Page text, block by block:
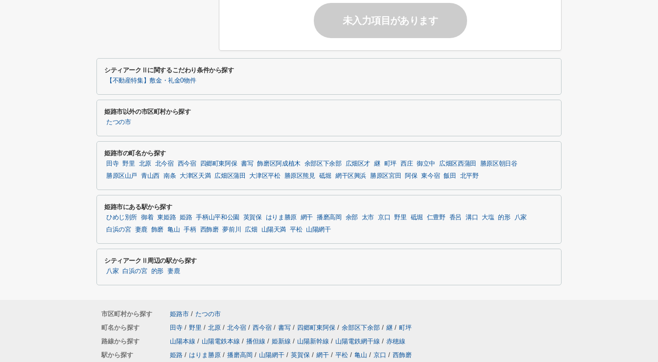
未入力項目があります
シティアークⅡに関するこだわり条件から探す
【不動産特集】敷金・礼金0物件
姫路市以外の市区町村から探す
たつの市
姫路市の町名から探す
田寺 野里 北原 北今宿 西今宿 四郷町東阿保 書写 飾磨区阿成植木 余部区下余部 広畑区才 継 町坪 西庄 御立中 広畑区西蒲田
勝原区朝日谷
勝原区山戸
青山西 南条 大津区天満 広畑区蒲田 大津区平松 勝原区熊見 砥堀 網干区興浜 勝原区宮田 阿保 東今宿 飯田 北平野
姫路市にある駅から探す
ひめじ別所 御着 東姫路 姫路 手柄山平和公園 英賀保 はりま勝原 網干 播磨高岡 余部 太市 京口 野里 砥堀 仁豊野 香呂 溝口 大塩 的形
八家
白浜の宮
妻鹿 飾磨 亀山 手柄 西飾磨 夢前川 広畑 山陽天満 平松 山陽網干
シティアークⅡ周辺の駅から探す
八家 白浜の宮 的形 妻鹿
市区町村から探す 姫路市 / たつの市
町名から探す
田寺 / 野里 / 北原 / 北今宿 / 西今宿 / 書写 / 四郷町東阿保 / 余部区下余部 / 継 / 町坪
路線から探す
山陽本線 / 山陽電鉄本線 / 播但線 / 姫新線 / 山陽新幹線 / 山陽電鉄網干線 / 赤穂線
駅から探す
姫路 / はりま勝原 / 播磨高岡 / 山陽網干 / 英賀保 / 網干 / 平松 / 亀山 / 京口 / 西飾磨